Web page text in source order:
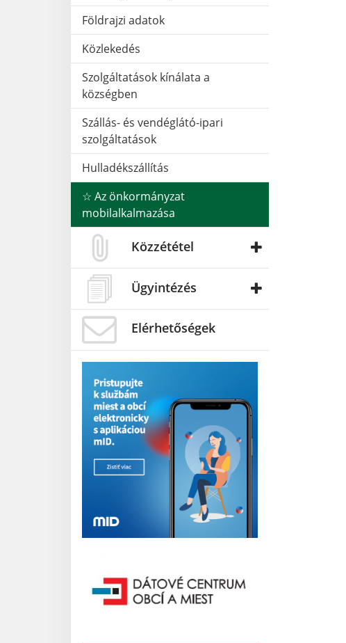
Földrajzi adatok
Közlekedés
Szolgáltatások kínálata a
községben
Szállás- és vendéglátó-ipari
szolgáltatások
Hulladékszállítás
☆ Az önkormányzat
mobilalkalmazása
Közzététel
Ügyintézés
Elérhetőségek